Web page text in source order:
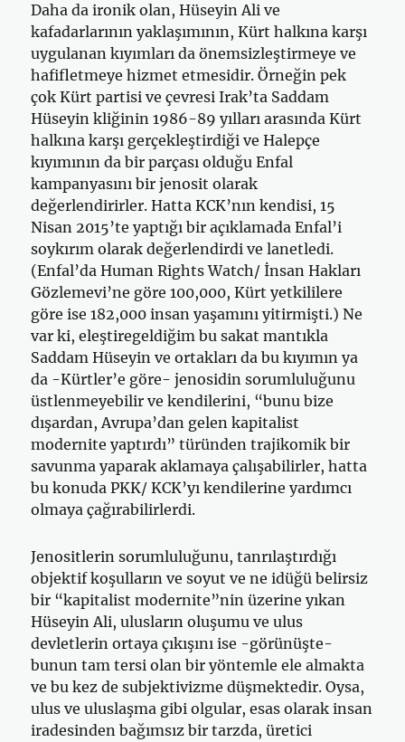
Daha da ironik olan, Hüseyin Ali ve
kafadarlarının yaklaşımının, Kürt halkına karşı
uygulanan kıyımları da önemsizleştirmeye ve
hafifletmeye hizmet etmesidir. Örneğin pek
çok Kürt partisi ve çevresi Irak’ta Saddam
Hüseyin kliğinin 1986-89 yılları arasında Kürt
halkına karşı gerçekleştirdiği ve Halepçe
kıyımının da bir parçası olduğu Enfal
kampanyasını bir jenosit olarak
değerlendirirler. Hatta KCK’nın kendisi, 15
Nisan 2015’te yaptığı bir açıklamada Enfal’i
soykırım olarak değerlendirdi ve lanetledi.
(Enfal’da Human Rights Watch/ İnsan Hakları
Gözlemevi’ne göre 100,000, Kürt yetkililere
göre ise 182,000 insan yaşamını yitirmişti.) Ne
var ki, eleştiregeldiğim bu sakat mantıkla
Saddam Hüseyin ve ortakları da bu kıyımın ya
da -Kürtler’e göre- jenosidin sorumluluğunu
üstlenmeyebilir ve kendilerini, “bunu bize
dışardan, Avrupa’dan gelen kapitalist
modernite yaptırdı” türünden trajikomik bir
savunma yaparak aklamaya çalışabilirler, hatta
bu konuda PKK/ KCK’yı kendilerine yardımcı
olmaya çağırabilirlerdi.
Jenositlerin sorumluluğunu, tanrılaştırdığı
objektif koşulların ve soyut ve ne idüğü belirsiz
bir “kapitalist modernite”nin üzerine yıkan
Hüseyin Ali, ulusların oluşumu ve ulus
devletlerin ortaya çıkışını ise -görünüşte-
bunun tam tersi olan bir yöntemle ele almakta
ve bu kez de subjektivizme düşmektedir. Oysa,
ulus ve uluslaşma gibi olgular, esas olarak insan
iradesinden bağımsız bir tarzda, üretici